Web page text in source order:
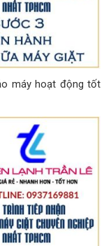
máy hoạt động tốt